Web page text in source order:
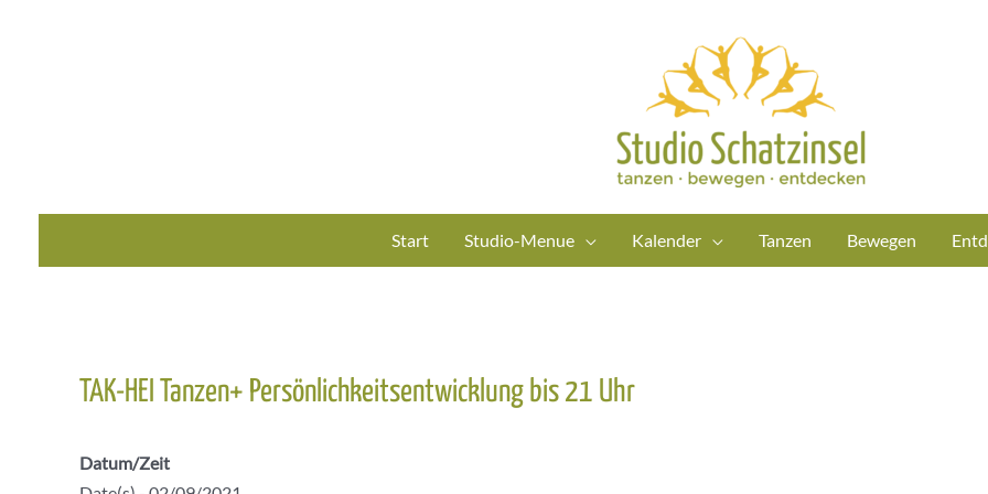
Start Studio-Menue Kalender Tanzen Bewegen
TAK-HEI Tanzen+ Persönlichkeitsentwicklung bis 21 Uhr
Datum/Zeit